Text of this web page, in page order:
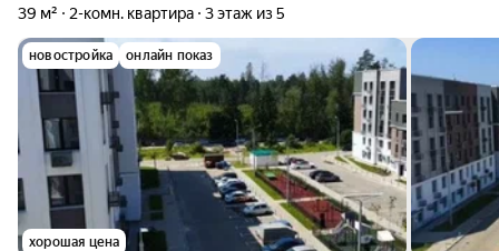
39 м² 2-комн. квартира 3 этаж из 5
новостройка онлайн показ
хорошая цена